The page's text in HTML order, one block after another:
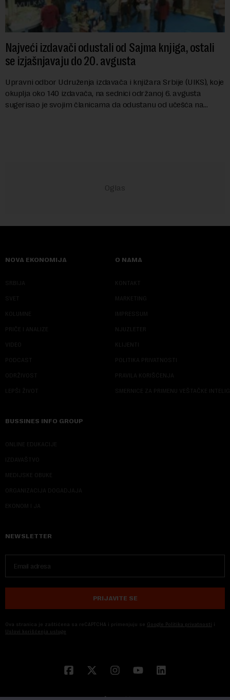
Najveći izdavači odustali od Sajma knjiga, ostali
se izjašnjavaju do 20. avgusta
Upravni odbor Udruženja izdavača i knjižara Srbije (UIKS), koje
okuplja oko 140 izdavača, na sednici održanoj 6. avgusta
sugerisao je svojim članicama da odustanu od učešća na
NOVA EKONOMIJA
SRBIJA
SVET
KOLUMNE
PRIČE I ANALIZE
VIDEO
PODCAST
ODRŽIVOST
LEPŠI ŽIVOT
O NAMA
KONTAKT
MARKETING
IMPRESSUM
NJUZLETER
KLIJENTI
POLITIKA PRIVATNOSTI
PRAVILA KORIŠĆENJA
SMERNICE ZA PRIMENU VEŠTAČKE
BUSSINES INFO GROUP
ONLINE EDUKACIJE
IZDAVAŠTVO
MEDIJSKE OBUKE
ORGANIZACIJA DOGADJAJA
EKONOM I JA
NEWSLETTER
PRIJAVITE SE
Ova stranica je zaštićena sa reCAPTCHA i primenjuju se Google Politika privatnosti i
Uslovi korišćenja usluge